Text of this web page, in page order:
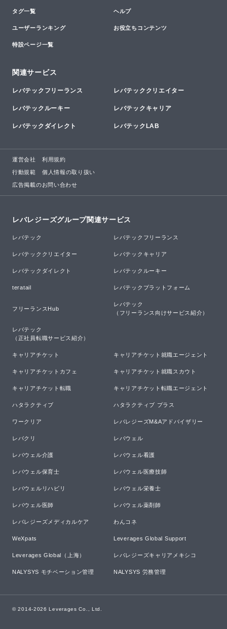
タグ一覧 ヘルプ
ユーザーランキング お役立ちコンテンツ
特設ページ一覧
関連サービス
レバテックフリーランス レバテッククリエイター
レバテックルーキー レバテックキャリア
レバテックダイレクト レバテックLAB
運営会社 利用規約
行動規範 個人情報の取り扱い
広告掲載のお問い合わせ
レバレジーズグループ関連サービス
レバテック レバテックフリーランス
レバテッククリエイター レバテックキャリア
レバテックダイレクト レバテックルーキー
teratail レバテックプラットフォーム
フリーランスHub
レバテック
（フリーランス向けサービス紹介）
レバテック
（正社員転職サービス紹介）
キャリアチケット キャリアチケット就職エージェント
キャリアチケットカフェ キャリアチケット就職スカウト
キャリアチケット転職 キャリアチケット転職エージェント
ハタラクティブ ハタラクティブ プラス
ワークリア レバレジーズM&Aアドバイザリー
レバクリ レバウェル
レバウェル介護 レバウェル看護
レバウェル保育士 レバウェル医療技師
レバウェルリハビリ レバウェル栄養士
レバウェル医師 レバウェル薬剤師
レバレジーズメディカルケア わんコネ
WeXpats Leverages Global Support
Leverages Global（上海） レバレジーズキャリアメキシコ
NALYSYS モチベーション管理 NALYSYS 労務管理
© 2014-2026 Leverages Co., Ltd.